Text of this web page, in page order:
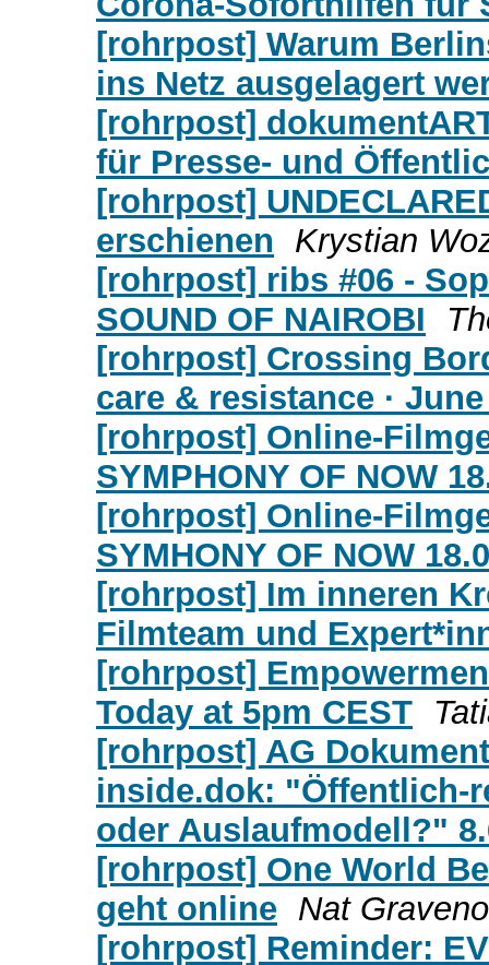
[rohrpost] Warum
ins Netz ausgelagert
[rohrpost]
für Presse- und
[rohrpost]
erschienen
Krystian
[rohrpost] ribs #06 -
SOUND OF NAIROBI
[rohrpost] Crossing
care & resistance ·
[rohrpost] Online-
SYMPHONY OF NOW
[rohrpost] Online-
SYMHONY OF NOW
[rohrpost] Im inneren
Filmteam und
[rohrpost]
Today at 5pm CEST
[rohrpost] AG
inside.dok: "Öffentlich-
oder Auslaufmodell?"
[rohrpost] One World
geht online Nat
[rohrpost] Reminder: